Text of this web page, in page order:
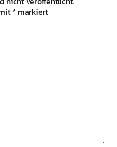
* markiert